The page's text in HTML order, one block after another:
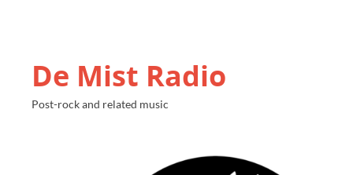
De Mist Radio
Post-rock and related music